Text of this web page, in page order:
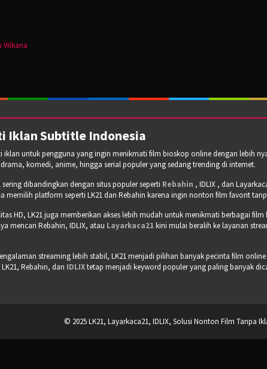
Wikana
Iklan Subtitle Indonesia
untuk pengguna yang ingin menikmati film bioskop online dengan lebih
komedi, anime, hingga serial populer yang sedang trending di internet.
dibandingkan dengan situs populer seperti Rebahin , IDLIX , dan
memilih platform seperti LK21 dan Rebahin karena ingin nonton film favorit
HD, LK21 juga memberikan akses lebih mudah untuk menikmati berbagai
mencari Rebahin, IDLIX, atau Layarkaca21 kini mulai beralih ke layanan
streaming lebih stabil, LK21 menjadi pilihan banyak pecinta film
Rebahin, dan IDLIXtetap menjadi keyword populer yang paling banyak
© 2025 LK21, Layarkaca21, IDLIX, Solusi Nonton Film Tanpa